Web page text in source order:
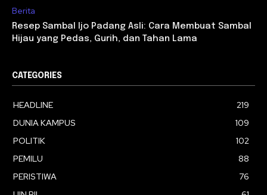
Berita
Resep Sambal Ijo Padang Asli: Cara Membuat Sambal
Hijau yang Pedas, Gurih, dan Tahan Lama
CATEGORIES
HEADLINE
219
DUNIA KAMPUS
109
POLITIK
102
PEMILU
88
PERISTIWA
76